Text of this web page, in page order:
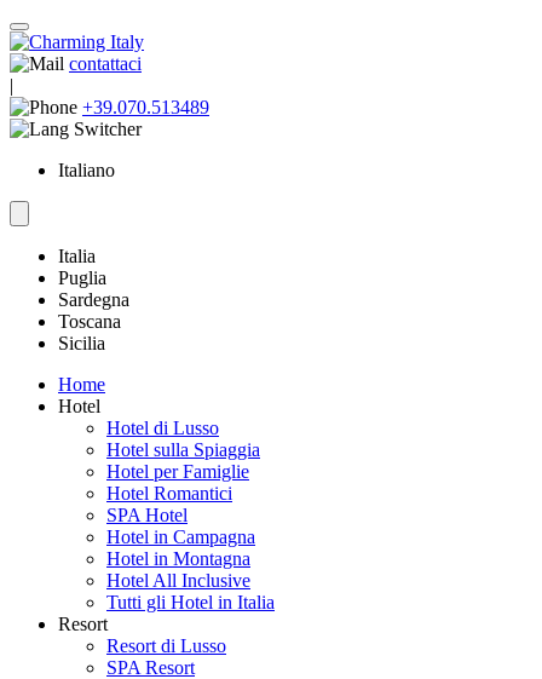
contattaci
|
+39.070.513489
Italiano
Italia
Puglia
Sardegna
Toscana
Sicilia
Home
Hotel
Hotel di Lusso
Hotel sulla Spiaggia
Hotel per Famiglie
Hotel Romantici
SPA Hotel
Hotel in Campagna
Hotel in Montagna
Hotel All Inclusive
Tutti gli Hotel in Italia
Resort
Resort di Lusso
SPA Resort